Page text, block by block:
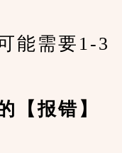
需要1-3
【报错】